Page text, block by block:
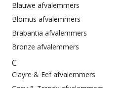
Blauwe afvalemmers
Blomus afvalemmers
Brabantia afvalemmers
Bronze afvalemmers
C
Clayre & Eef afvalemmers